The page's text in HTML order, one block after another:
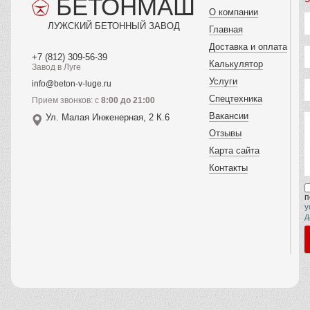
БЕТОНМАШ
ЛУЖСКИЙ БЕТОННЫЙ ЗАВОД
+7 (812) 309-56-39
Завод в Луге
info@beton-v-luge.ru
Прием звонков: с 8:00 до 21:00
Ул. Малая Инженерная, 2 К.6
О компании
Главная
Доставка и оплата
Калькулятор
Услуги
Спецтехника
Вакансии
Отзывы
Карта сайта
Контакты